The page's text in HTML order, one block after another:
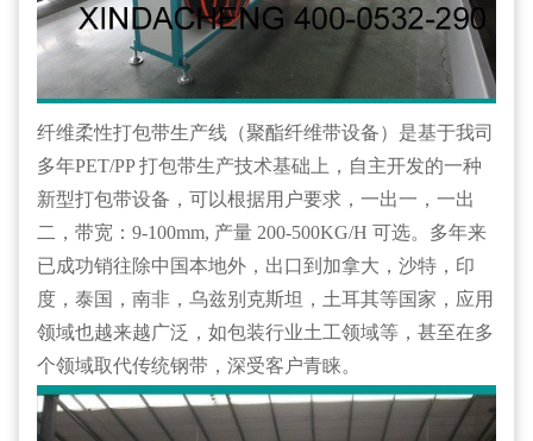
纤维柔性打包带生产线（聚酯纤维带设备）是基于我司
多年PET/PP 打包带生产技术基础上，自主开发的一种
新型打包带设备，可以根据用户要求，一出一，一出
二，带宽：9-100mm, 产量 200-500KG/H 可选。多年来
已成功销往除中国本地外，出口到加拿大，沙特，印
度，泰国，南非，乌兹别克斯坦，土耳其等国家，应用
领域也越来越广泛，如包装行业土工领域等，甚至在多
个领域取代传统钢带，深受客户青睐。